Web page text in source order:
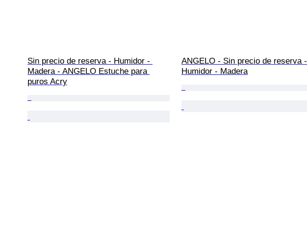
Sin precio de reserva - Humidor -
Madera - ANGELO Estuche para
puros Acry
ANGELO - Sin precio de reserva -
Humidor - Madera